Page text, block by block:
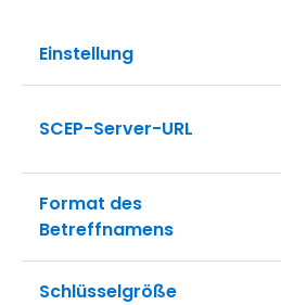
Einstellung
SCEP-Server-URL
Format des
Betreffnamens
Schlüsselgröße